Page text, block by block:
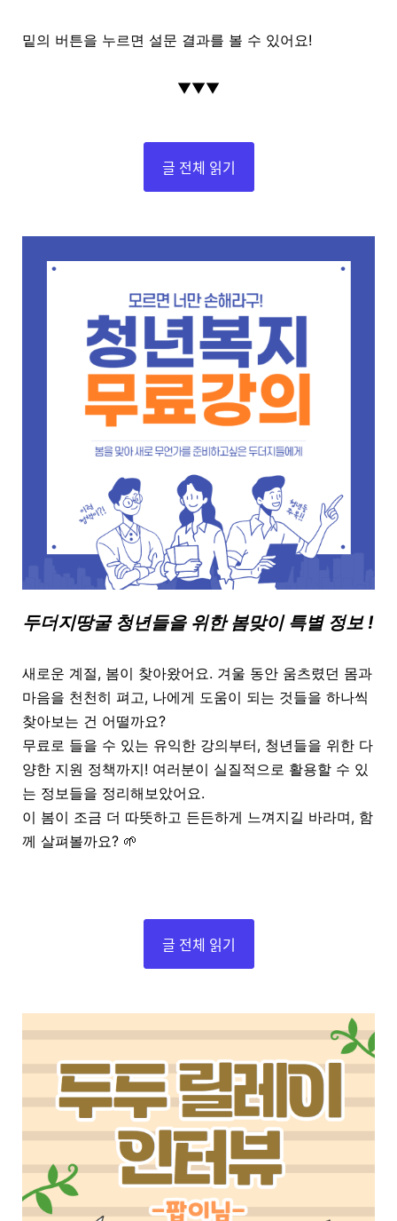
밑의 버튼을 누르면 설문 결과를 볼 수 있어요!
▼▼▼
글 전체 읽기
두더지땅굴 청년들을 위한 봄맞이 특별 정보 !
새로운 계절, 봄이 찾아왔어요. 겨울 동안 움츠렸던 몸과
마음을 천천히 펴고, 나에게 도움이 되는 것들을 하나씩
찾아보는 건 어떨까요?
무료로 들을 수 있는 유익한 강의부터, 청년들을 위한 다
양한 지원 정책까지! 여러분이 실질적으로 활용할 수 있
는 정보들을 정리해보았어요.
이 봄이 조금 더 따뜻하고 든든하게 느껴지길 바라며, 함
께 살펴볼까요? 🌱
글 전체 읽기